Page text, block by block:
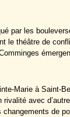
par les
le théâtre de
Marie à Saint-
avec
de